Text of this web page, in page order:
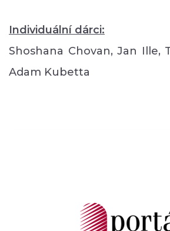
Individuální dárci:
Shoshana Chovan, Jan Ille,
Adam Kubetta